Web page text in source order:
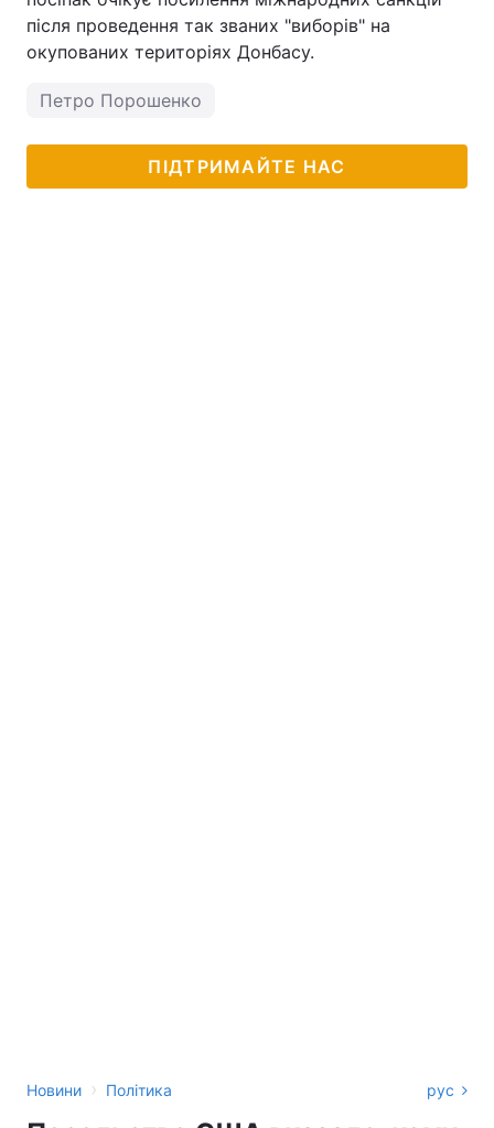
після проведення так званих "виборів" на
окупованих територіях Донбасу.
Петро Порошенко
ПІДТРИМАЙТЕ НАС
Новини › Політика рус